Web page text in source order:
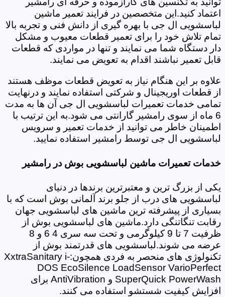
اعتماد کنید.این متخصصین در فرایند تعمیر ماشین
لباسشویی ال جی با بهره گیری از دانش فنی و تجربه بالا
تمام تلاش خود را برای تعمیر قطعات معیوب و مشکل
دار دستگاه شما می نمایند و تنها در مواردی که قطعات
قابل تعمیر نباشند اقدام به تعویض می نمایند.
علاوه بر این هنگام نیاز به تعویض قطعات موظف هستند
از قطعات اوریجینال و شرکتی استفاده نمایند و درنهایت
تمامی خدمات تعمیرات لباسشویی ال جی آن ها به مدت
6 ماه از سوی رامشیر گارانتی می شود.به این ترتیب با
اطمینان خاطر می توانید از خدمات تعمیر و سرویس
لباسشویی ال جی توسط رامشیر استفاده نمایید.
خدمات تعمیرات ماشین لباسشویی بوش در رامشیر
یکی از بزرگ ترین و معتبرترین برندها در دنیای
لباسشویی های درب از جلو برند آلمانی بوش است که با
بسیاری از پیشرفته ترین ماشین های لباسشویی جهان
رقابت تنگاتنگی دارد.ماشین های لباسشویی بوش از
ظرفیت 7 تا 9 کیلوگرمی و تحت سه سری 4 6 و 8
عرضه می شوند.لباسشویی های قدرتمند بوش از
تکنولوژی های منحصر به فردی همچون:XxtraSanitary i-
DOS EcoSilence LoadSensor VarioPerfect
SuperQuick PowerWash و AntiVibration برای
افزایش کیفیت شستشو استفاده می کنند.